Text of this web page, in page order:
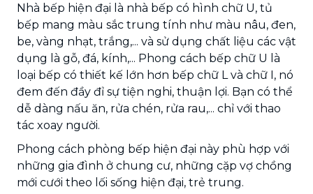
Nhà bếp hiện đại là nhà bếp có hình chữ U, tủ
bếp mang màu sắc trung tính như màu nâu, đen,
be, vàng nhạt, trắng,... và sử dụng chất liệu các vật
dụng là gỗ, đá, kính,... Phong cách bếp chữ U là
loại bếp có thiết kế lớn hơn bếp chữ L và chữ I, nó
đem đến đầy đỉ sự tiện nghi, thuận lợi. Bạn có thể
dễ dàng nấu ăn, rửa chén, rửa rau,... chỉ với thao
tác xoay người.
Phong cách phòng bếp hiện đại này phù hợp với
những gia đình ở chung cư, những cặp vợ chồng
mới cưới theo lối sống hiện đại, trẻ trung.